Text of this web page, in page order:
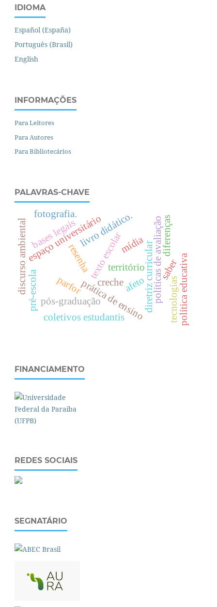
IDIOMA
Español (España)
Português (Brasil)
English
INFORMAÇÕES
Para Leitores
Para Autores
Para Bibliotecários
PALAVRAS-CHAVE
resenha territóriodiretriz curricular
prática de ensino
texto escolar políticas de avaliação
espaço universitário
pós-graduação
saberpolítica educativa
discurso ambiental mídia
livro didático.
parfor
pré-escola creche
bases legais
coletivos estudantis tecnologias
fotografia.
diferenças
afeto
FINANCIAMENTO
REDES SOCIAIS
SEGNATÁRIO